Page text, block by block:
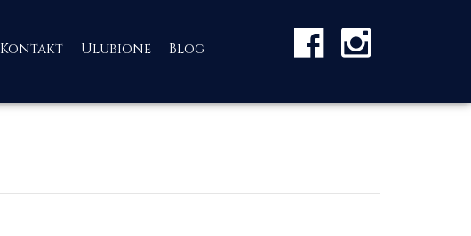
Kontakt Ulubione Blog